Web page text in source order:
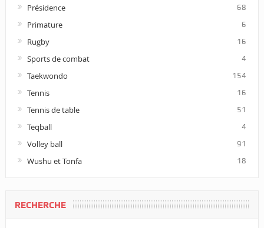
Présidence 68
Primature 6
Rugby 16
Sports de combat 4
Taekwondo 154
Tennis 16
Tennis de table 51
Teqball 4
Volley ball 91
Wushu et Tonfa 18
RECHERCHE